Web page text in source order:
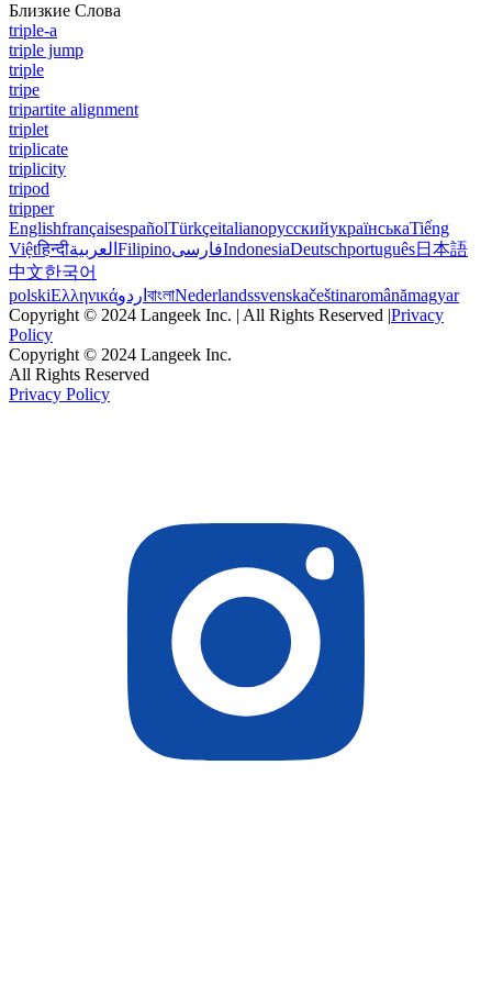
Близкие Слова
triple-a
triple jump
triple
tripe
tripartite alignment
triplet
triplicate
triplicity
tripod
tripper
EnglishfrançaisespañolTürkçeitalianoрусскийукраїнськаTiếng
Việtहिन्दीالعربية FilipinoفارسیIndonesiaDeutschportuguês日本語
中文한국어
polskiΕλληνικάاردو বাংলাNederlandssvenskačeštinaromânămagyar
Copyright © 2024 Langeek Inc. | All Rights Reserved |Privacy
Policy
Copyright © 2024 Langeek Inc.
All Rights Reserved
Privacy Policy